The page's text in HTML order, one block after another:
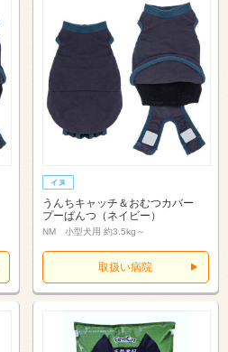
うんちキャッチ＆おむつカバー
プーぱんつ（ネイビー）
NM 小型犬用 約3.5kg～
取扱い病院